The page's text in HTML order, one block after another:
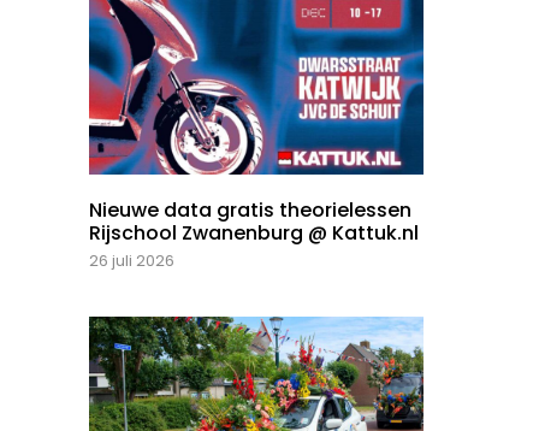
Nieuwe data gratis theorielessen
Rijschool Zwanenburg @ Kattuk.nl
26 juli 2026